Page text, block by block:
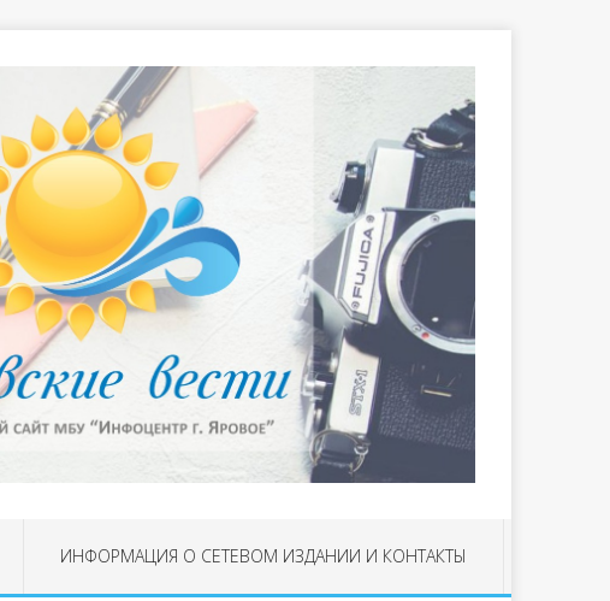
ИНФОРМАЦИЯ О СЕТЕВОМ ИЗДАНИИ И КОНТАКТЫ